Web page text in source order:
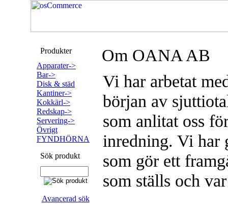
Produkter
Apparater->
Bar->
Disk & städ
Kantiner->
Kokkärl->
Redskap->
Servering->
Övrigt
FYNDHÖRNA
Sök produkt
Avancerad sök
Om OANA AB
Vi har arbetat
början av
som anlitat oss
inredning. Vi har
som gör ett
som ställs och